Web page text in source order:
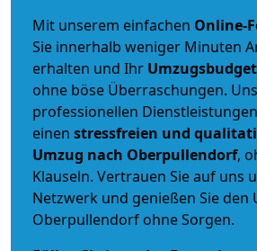
Mit unserem einfachen Online-
Sie innerhalb weniger Minuten
erhalten und Ihr Umzugsbudget
ohne böse Überraschungen.
professionellen
einen stressfreien und
Umzug nach Oberpullendorf,
Klauseln. Vertrauen Sie auf uns
Netzwerk und genießen Sie den
Oberpullendorf ohne Sorgen.